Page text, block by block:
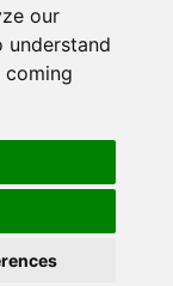
our
coming